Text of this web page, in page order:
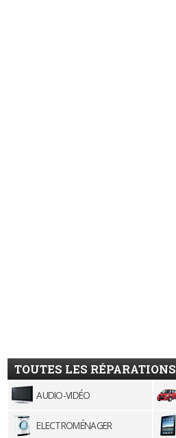
TOUTES LES RÉPARATIONS
AUDIO-VIDÉO
ELECTROMÉNAGER